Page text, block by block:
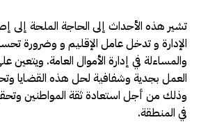
تشير هذه الأحداث إلى الحاجة الملحة إلى
الإدارة و تدخل عامل الإقليم و وضرورة
والمساءلة في إدارة الأموال العامة.
العمل بجدية وشفافية لحل هذه القضايا
وذلك من أجل استعادة ثقة المواطنين
في المنطقة.